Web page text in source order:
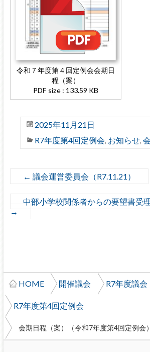
令和７年度第４回定例会会期日
程（案）
PDF size : 133.59 KB
2025年11月21日
R7年度第4回定例会, お知らせ,
← 議会運営委員会（R7.11.21）
中部小学校関係者からの要望書受理
→
HOME 開催議会 R7年度議会
R7年度第4回定例会
会期日程（案）（令和7年度第4回定例会）